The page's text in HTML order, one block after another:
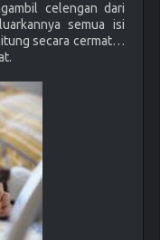
celengan dari
semua isi
secara cermat…